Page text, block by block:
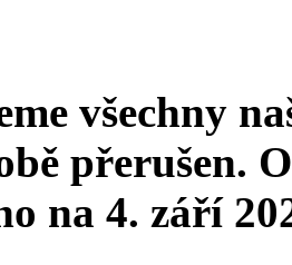
všechny
přerušen.
na 4. září